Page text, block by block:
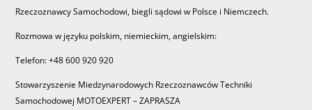
Rzeczoznawcy Samochodowi, biegli sądowi w Polsce i Niemczech.
Rozmowa w języku polskim, niemieckim, angielskim:
Telefon: +48 600 920 920
Stowarzyszenie Miedzynarodowych Rzeczoznawców Techniki
Samochodowej MOTOEXPERT – ZAPRASZA